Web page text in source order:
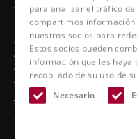
para analizar el tráfico
compartimos
nuestros socios para
Estos socios pueden
información que les haya
recopilado de su uso de
Necesario
Asientos deportivos
Línea clásica
Asientos de barco
Asientos de camión
Asientos de estadio
Accesorios
Ver también
Servicio
Ergonomía del concesionario